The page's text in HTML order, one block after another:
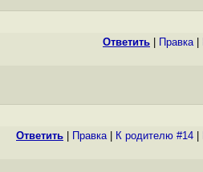
Ответить Правка|
Ответить Правка| К родителю #14